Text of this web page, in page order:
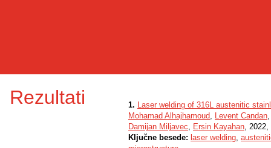
Rezultati 1. Laser welding of 316L austenitic
Mohamad Alhajhamoud, Levent Candan
Damijan Miljavec, Ersin Kayahan,
Ključne besede: laser welding,